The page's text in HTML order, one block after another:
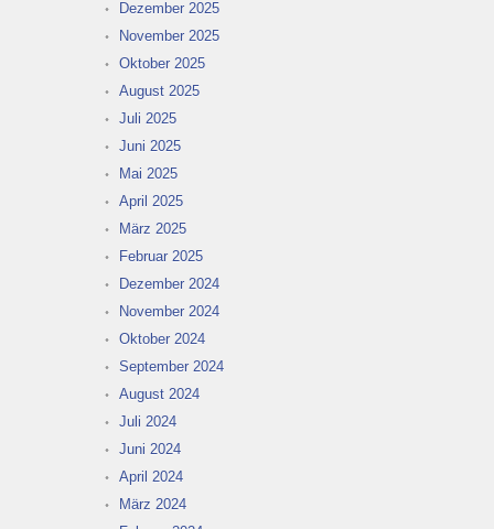
Dezember 2025
November 2025
Oktober 2025
August 2025
Juli 2025
Juni 2025
Mai 2025
April 2025
März 2025
Februar 2025
Dezember 2024
November 2024
Oktober 2024
September 2024
August 2024
Juli 2024
Juni 2024
April 2024
März 2024